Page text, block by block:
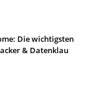
Die wichtigsten
& Datenklau